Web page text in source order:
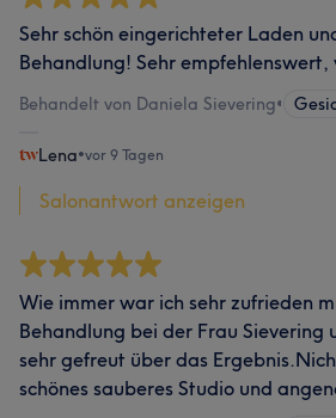
Sehr schön eingerichteter Laden
Behandlung! Sehr empfehlenswert,
Behandelt von Daniela Sievering•
Lena•vor 9 Tagen
Salonantwort anzeigen
Wie immer war ich sehr zufrieden
Behandlung bei der Frau Sievering
sehr gefreut über das
schönes sauberes Studio und